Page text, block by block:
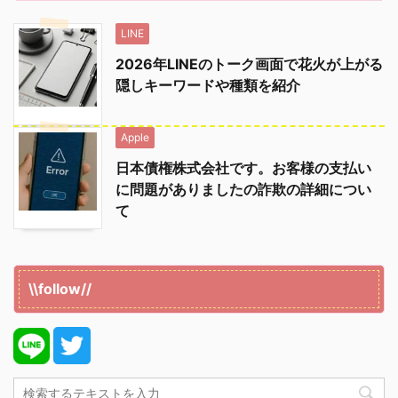
LINE
2026年LINEのトーク画面で花火が上がる
隠しキーワードや種類を紹介
Apple
日本債権株式会社です。お客様の支払い
に問題がありましたの詐欺の詳細につい
て
\\follow//